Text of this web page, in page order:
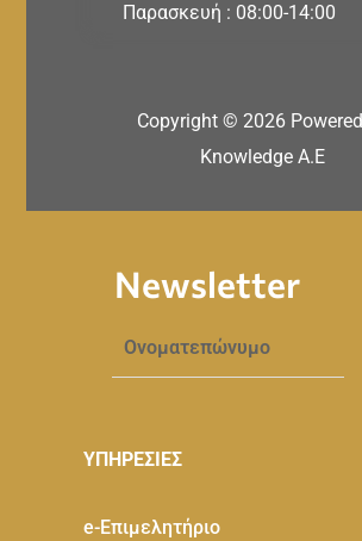
Παρασκευή : 08:00-14:00
Copyright © 2026
Knowledge A.E
Newsletter
ΥΠΗΡΕΣΙΕΣ
e-Eπιμελητήριο